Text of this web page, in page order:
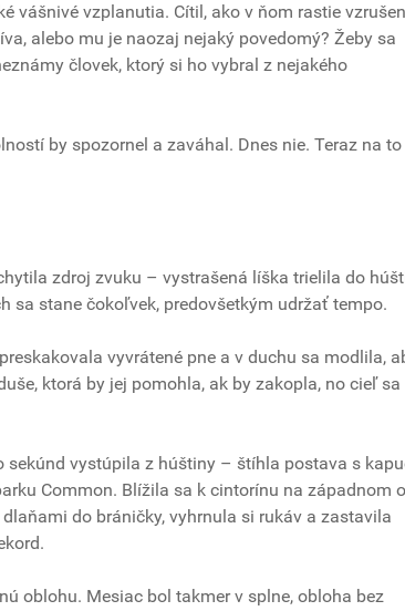
vášnivé vzplanutia. Cítil, ako v ňom rastie
alebo mu je naozaj nejaký povedomý? Žeby sa
človek, ktorý si ho vybral z nejakého
by spozornel a zaváhal. Dnes nie. Teraz na to
zdroj zvuku – vystrašená líška trielila do
sa stane čokoľvek, predovšetkým udržať tempo.
vyvrátené pne a v duchu sa modlila,
ktorá by jej pomohla, ak by zakopla, no cieľ sa
vystúpila z húštiny – štíhla postava s
Common. Blížila sa k cintorínu na západnom
do bráničky, vyhrnula si rukáv a zastavila
oblohu. Mesiac bol takmer v splne, obloha bez